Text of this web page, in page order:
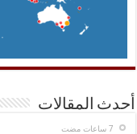
أحدث المقالات